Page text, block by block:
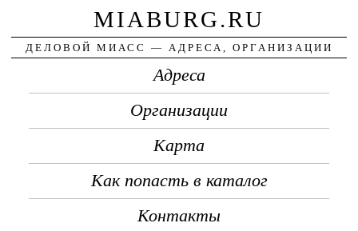
MIABURG.RU
ДЕЛОВОЙ МИАСС — АДРЕСА, ОРГАНИЗАЦИИ
Адреса
Организации
Карта
Как попасть в каталог
Контакты